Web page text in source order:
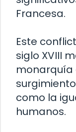
Francesa.
Este
siglo XVIII
monarquía
como la
humanos.